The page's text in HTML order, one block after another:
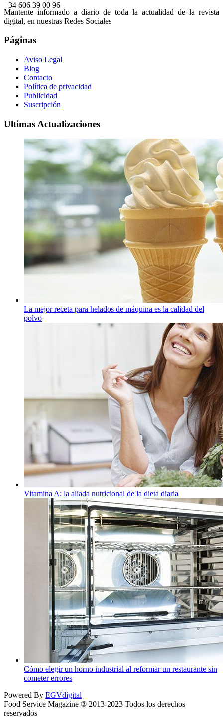
+34 606 39 00 96
Mantente informado a diario de toda la actualidad de la revista
digital, en nuestras Redes Sociales
Páginas
Aviso Legal
Blog
Contacto
Política de privacidad
Publicidad
Suscripción
Ultimas Actualizaciones
La mejor receta para helados de máquina es la calidad del
polvo
Vitamina A: la aliada nutricional de la dieta diaria
Cómo elegir un horno industrial al reformar un restaurante sin
cometer errores
Powered By EGVdigital
Food Service Magazine ® 2013-2023 Todos los derechos
reservados